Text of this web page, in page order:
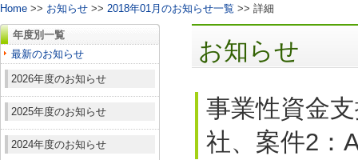
Home >> お知らせ >> 2018年01月のお知らせ一覧 >> 詳細
年度別一覧
最新のお知らせ
2026年度のお知らせ
2025年度のお知らせ
2024年度のお知らせ
お知らせ
事業性資金
社、案件2：